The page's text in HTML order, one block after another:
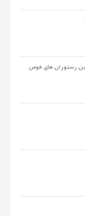
رستوران های فومن